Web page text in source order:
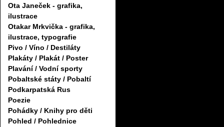
Ota Janeček - grafika,
ilustrace
Otakar Mrkvička - grafika,
ilustrace, typografie
Pivo / Víno / Destiláty
Plakáty / Plakát / Poster
Plavání / Vodní sporty
Pobaltské státy / Pobaltí
Podkarpatská Rus
Poezie
Pohádky / Knihy pro děti
Pohled / Pohlednice